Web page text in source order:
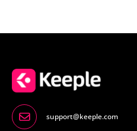
support@keeple.com